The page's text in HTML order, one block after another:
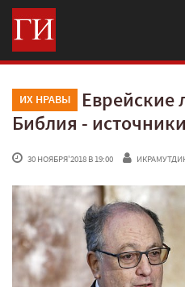
ИХ НРАВЫ
Еврейские
Библия -
30 НОЯБРЯ'2018 В 19:00